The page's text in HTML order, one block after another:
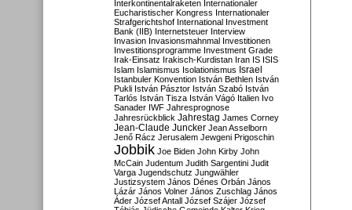
Interkontinentalraketen Internationaler
Eucharistischer Kongress Internationaler
Strafgerichtshof International Investment
Bank (IIB) Internetsteuer Interview
Invasion Invasionsmahnmal Investitionen
Investitionsprogramme Investment Grade
Irak-Einsatz Irakisch-Kurdistan Iran IS ISIS
Islam Islamismus Isolationismus Israel
Istanbuler Konvention István Bethlen István
Pukli István Pásztor István Szabó István
Tarlós István Tisza István Vágó Italien Ivo
Sanader IWF Jahresprognose
Jahresrückblick Jahrestag James Corney
Jean-Claude Juncker Jean Asselborn
Jenő Rácz Jerusalem Jewgeni Prigoschin
Jobbik Joe Biden John Kirby John
McCain Judentum Judith Sargentini Judit
Varga Jugendschutz Jungwähler
Justizsystem János Dénes Orbán János
Lázár János Volner János Zuschlag János
Áder József Antall József Szájer József